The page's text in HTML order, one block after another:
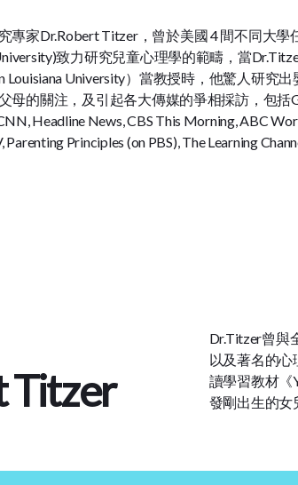
專家Dr.Robert Titzer，曾於美國 4 間不同大學
致力研究兒童心理學的範疇，當
Louisiana University）當教授時，他驚人研究
母的關注，及引起各大傳媒的爭相採訪，包括
Headline News, CBS This Morning, ABC
Principles (on PBS), The Learning
Titzer
Dr.Titzer曾與
以及著名的
讀學習教材《
發剛出生的女